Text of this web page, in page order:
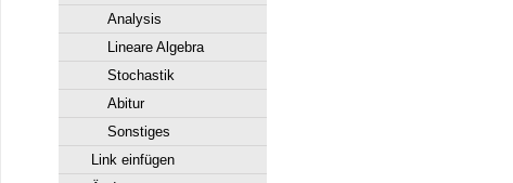
Analysis
Lineare Algebra
Stochastik
Abitur
Sonstiges
Link einfügen